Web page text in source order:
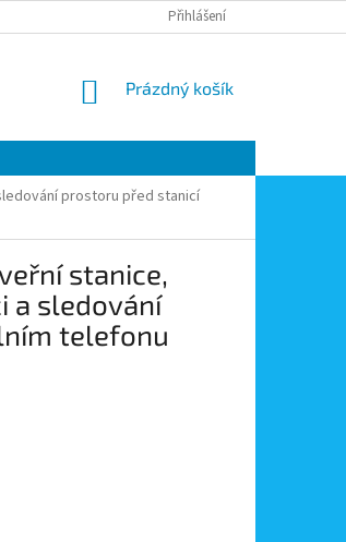
MOJE OBJEDNÁVKA
Přihlášení
NÁKUPNÍ
Prázdný košík
prostoru před stanicí
stanice,
a sledování
telefonu